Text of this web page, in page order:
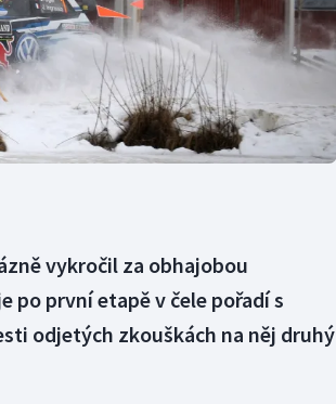
volejbal
Ostatní
vykročil za obhajobou
po první etapě v čele pořadí s
odjetých zkouškách na něj druhý